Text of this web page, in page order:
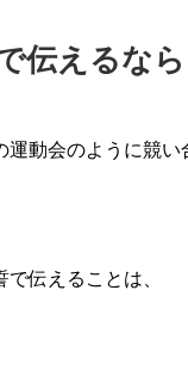
伝えるなら
動会のように競
伝えることは、